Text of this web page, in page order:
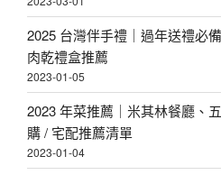
2025 台灣伴手禮｜過年送禮必
肉乾禮盒推薦
2023-01-05
2023 年菜推薦｜米其林餐廳、
購 / 宅配推薦清單
2023-01-04